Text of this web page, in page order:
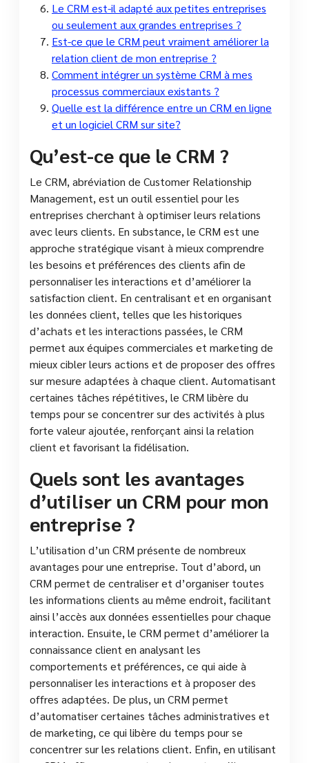
Le CRM est-il adapté aux petites entreprises
ou seulement aux grandes entreprises ?
Est-ce que le CRM peut vraiment améliorer la
relation client de mon entreprise ?
Comment intégrer un système CRM à mes
processus commerciaux existants ?
Quelle est la différence entre un CRM en ligne
et un logiciel CRM sur site?
Qu’est-ce que le CRM ?
Le CRM, abréviation de Customer Relationship
Management, est un outil essentiel pour les
entreprises cherchant à optimiser leurs relations
avec leurs clients. En substance, le CRM est une
approche stratégique visant à mieux comprendre
les besoins et préférences des clients afin de
personnaliser les interactions et d’améliorer la
satisfaction client. En centralisant et en organisant
les données client, telles que les historiques
d’achats et les interactions passées, le CRM
permet aux équipes commerciales et marketing de
mieux cibler leurs actions et de proposer des offres
sur mesure adaptées à chaque client. Automatisant
certaines tâches répétitives, le CRM libère du
temps pour se concentrer sur des activités à plus
forte valeur ajoutée, renforçant ainsi la relation
client et favorisant la fidélisation.
Quels sont les avantages
d’utiliser un CRM pour mon
entreprise ?
L’utilisation d’un CRM présente de nombreux
avantages pour une entreprise. Tout d’abord, un
CRM permet de centraliser et d’organiser toutes
les informations clients au même endroit, facilitant
ainsi l’accès aux données essentielles pour chaque
interaction. Ensuite, le CRM permet d’améliorer la
connaissance client en analysant les
comportements et préférences, ce qui aide à
personnaliser les interactions et à proposer des
offres adaptées. De plus, un CRM permet
d’automatiser certaines tâches administratives et
de marketing, ce qui libère du temps pour se
concentrer sur les relations client. Enfin, en utilisant